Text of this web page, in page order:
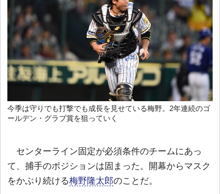
今季は守りでも打撃でも成長を見せている梅野。2年連続のゴ
ールデン・グラブ賞を狙っていく
センターライン固定が必須条件のチームにあっ
て、捕手のポジションは固まった。開幕からマスク
をかぶり続ける梅野隆太郎のことだ。